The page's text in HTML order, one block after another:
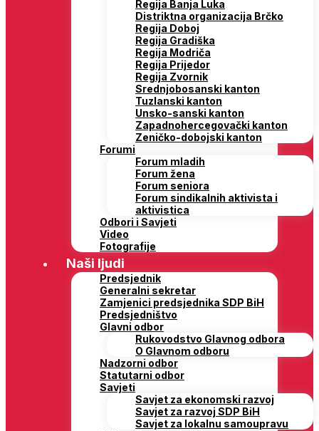
Regija Banja Luka
Distriktna organizacija Brčko
Regija Doboj
Regija Gradiška
Regija Modriča
Regija Prijedor
Regija Zvornik
Srednjobosanski kanton
Tuzlanski kanton
Unsko-sanski kanton
Zapadnohercegovački kanton
Zeničko-dobojski kanton
Forumi
Forum mladih
Forum žena
Forum seniora
Forum sindikalnih aktivista i
aktivistica
Odbori i Savjeti
Video
Fotografije
Naši ljudi
Predsjednik
Generalni sekretar
Zamjenici predsjednika SDP BiH
Predsjedništvo
Glavni odbor
Rukovodstvo Glavnog odbora
O Glavnom odboru
Nadzorni odbor
Statutarni odbor
Savjeti
Savjet za ekonomski razvoj
Savjet za razvoj SDP BiH
Savjet za lokalnu samoupravu